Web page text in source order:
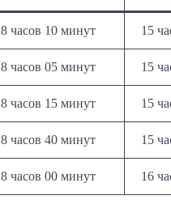
8 часов 10 минут 15
8 часов 05 минут 15
8 часов 15 минут 15
8 часов 40 минут 15
8 часов 00 минут 16